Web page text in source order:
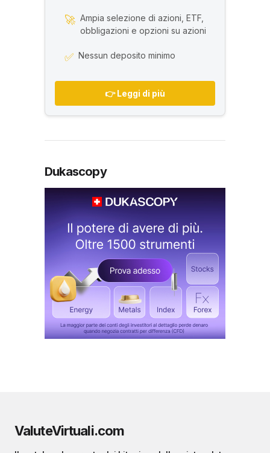
🚀 Ampia selezione di azioni, ETF,
obbligazioni e opzioni su azioni
✅ Nessun deposito minimo
👉 Leggi di più
Dukascopy
ValuteVirtuali.com